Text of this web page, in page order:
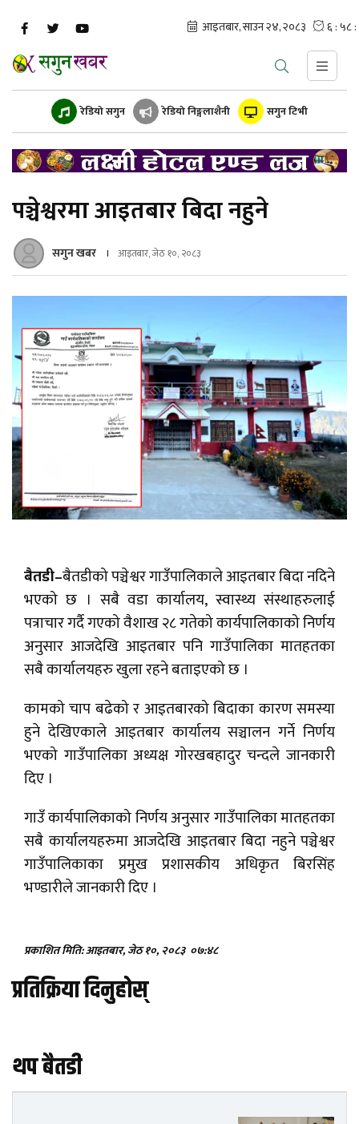
रेडियो सगुन रेडियो निङ्गलाशैनी सगुन टिभी
पञ्चेश्वरमा आइतबार बिदा नहुने
सगुन खबर आइतबार, जेठ १०, २०८३
बैतडी–बैतडीको पञ्चेश्वर गाउँपालिकाले आइतबार बिदा नदिने
भएको छ । सबै वडा कार्यालय, स्वास्थ्य संस्थाहरुलाई
पत्राचार गर्दै गएको वैशाख २८ गतेको कार्यपालिकाको निर्णय
अनुसार आजदेखि आइतबार पनि गाउँपालिका मातहतका
सबै कार्यालयहरु खुला रहने बताइएको छ ।
कामको चाप बढेको र आइतबारको बिदाका कारण समस्या
हुने देखिएकाले आइतबार कार्यालय सञ्चालन गर्ने निर्णय
भएको गाउँपालिका अध्यक्ष गोरखबहादुर चन्दले जानकारी
दिए ।
गाउँ कार्यपालिकाको निर्णय अनुसार गाउँपालिका मातहतका
सबै कार्यालयहरुमा आजदेखि आइतबार बिदा नहुने पञ्चेश्वर
गाउँपालिकाका प्रमुख प्रशासकीय अधिकृत बिरसिंह
भण्डारीले जानकारी दिए ।
प्रकाशित मिति: आइतबार, जेठ १०, २०८३ ०७:४८
प्रतिक्रिया दिनुहोस्
थप बैतडी